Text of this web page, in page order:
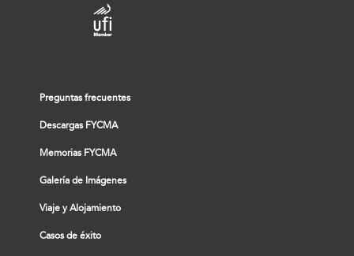
Preguntas frecuentes
Descargas FYCMA
Memorias FYCMA
Galería de Imágenes
Viaje y Alojamiento
Casos de éxito